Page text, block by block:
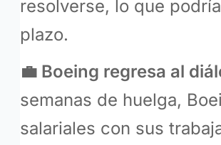
resolverse, lo que
plazo.
💼 Boeing regresa al
semanas de huelga,
salariales con sus